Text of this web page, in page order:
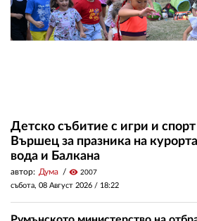
Детско събитие с игри и спорт
Вършец за празника на
вода и Балкана
автор: Дума visibility 2007
събота, 08 Август 2026 / 18:22